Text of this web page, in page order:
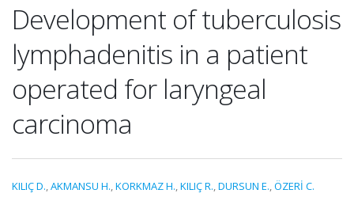
Development of tuberculosis
lymphadenitis in a patient
operated for laryngeal
carcinoma
KILIÇ D.,AKMANSU H.,KORKMAZ H.,KILIÇ R.,DURSUN E.,ÖZERİ C.